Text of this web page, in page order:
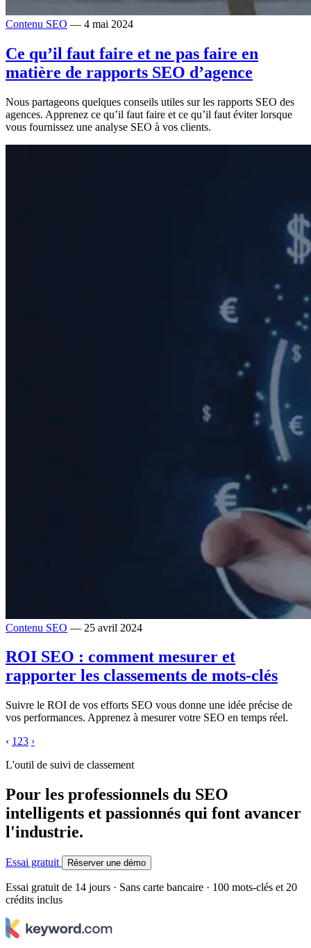
Contenu SEO — 4 mai 2024
Ce qu’il faut faire et ne pas faire en
matière de rapports SEO d’agence
Nous partageons quelques conseils utiles sur les rapports SEO des
agences. Apprenez ce qu’il faut faire et ce qu’il faut éviter lorsque
vous fournissez une analyse SEO à vos clients.
Contenu SEO — 25 avril 2024
ROI SEO : comment mesurer et
rapporter les classements de mots-clés
Suivre le ROI de vos efforts SEO vous donne une idée précise de
vos performances. Apprenez à mesurer votre SEO en temps réel.
‹ 1 23 ›
L'outil de suivi de classement
Pour les professionnels du SEO
intelligents et passionnés qui font avancer
l'industrie.
Essai gratuit Réserver une démo
Essai gratuit de 14 jours · Sans carte bancaire · 100 mots-clés et 20
crédits inclus